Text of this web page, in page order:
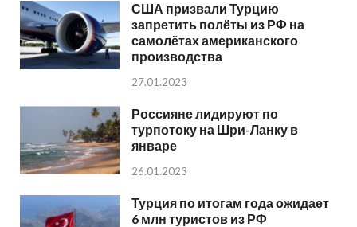
США призвали Турцию
запретить полёты из РФ на
самолётах американского
производства
27.01.2023
Россияне лидируют по
турпотоку на Шри-Ланку в
январе
26.01.2023
Турция по итогам года ожидает
6 млн туристов из РФ